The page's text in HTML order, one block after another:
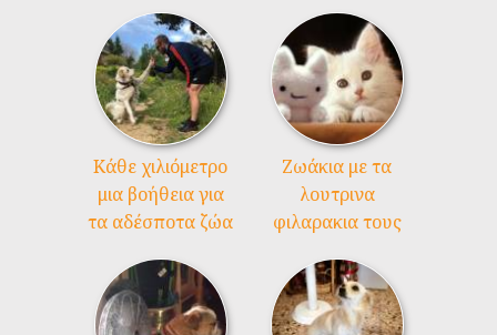
Kάθε χιλιόμετρο
μια βοήθεια για
τα αδέσποτα ζώα
Ζωάκια με τα
λουτρινα
φιλαρακια τους